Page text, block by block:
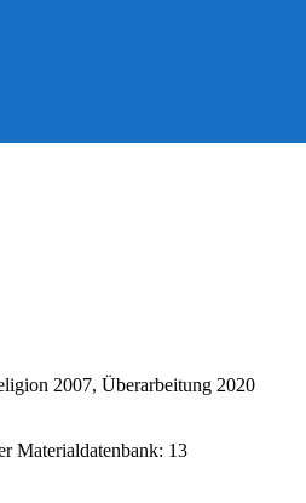
2007, Überarbeitung 2020
Materialdatenbank: 13